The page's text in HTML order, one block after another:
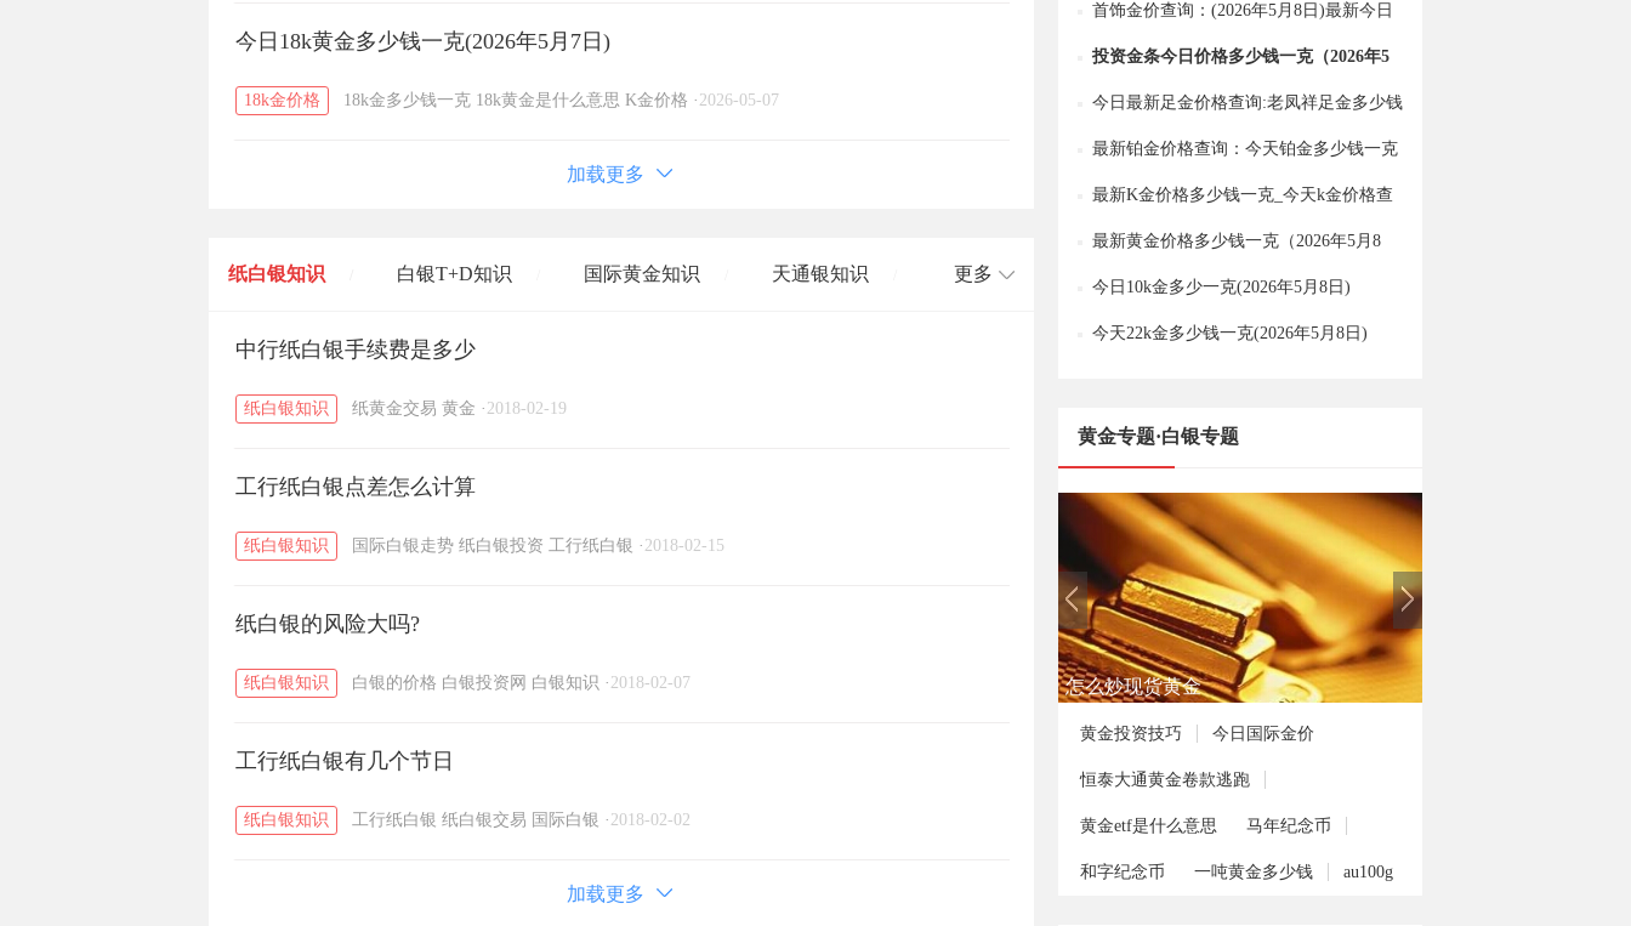
今日18k黄金多少钱一克(2026年5月7日)
18k金价格 18k金多少钱一克 18k黄金是什么意思 K金价格 · 2026-05-07
加载更多
纸白银知识 白银T+D知识 国际黄金知识 天通银知识
黄金T+D知识 / 粤贵银知识
更多
中行纸白银手续费是多少
纸白银知识 纸黄金交易 黄金 · 2018-02-19
工行纸白银点差怎么计算
纸白银知识 国际白银走势 纸白银投资 工行纸白银 · 2018-02-15
纸白银的风险大吗?
纸白银知识 白银的价格 白银投资网 白银知识 · 2018-02-07
工行纸白银有几个节日
纸白银知识 工行纸白银 纸白银交易 国际白银 · 2018-02-02
加载更多
首饰金价查询：(2026年5月8日)最新今日
金价多少一克？
投资金条今日价格多少钱一克（2026年5
月8日）
今日最新足金价格查询:老凤祥足金多少钱
一克（2026年5月8日）
最新铂金价格查询：今天铂金多少钱一克
（2026年5月8日）
最新K金价格多少钱一克_今天k金价格查
询（2026年5月8日）
最新黄金价格多少钱一克（2026年5月8
日）
今日10k金多少一克(2026年5月8日)
今天22k金多少钱一克(2026年5月8日)
黄金专题·白银专题
怎么炒现货黄金
黄金投资技巧 今日国际金价
恒泰大通黄金卷款逃跑
黄金etf是什么意思 马年纪念币
和字纪念币 一吨黄金多少钱 au100g